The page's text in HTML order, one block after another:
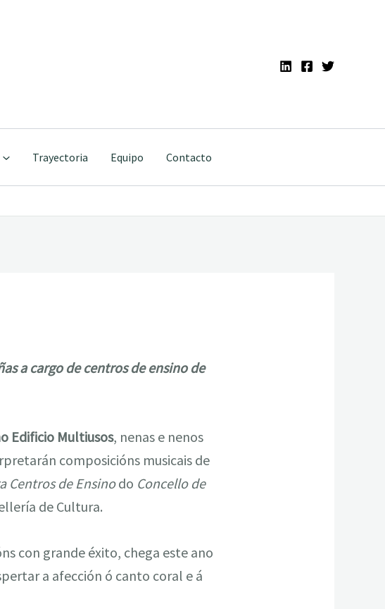
Trayectoria Equipo Contacto
a cargo de centros de ensino de
Edificio Multiusos, nenas e nenos
composicións musicais de
Centros de Ensinodo Concello de
de Cultura.
con grande éxito, chega este ano
a afección ó canto coral e á